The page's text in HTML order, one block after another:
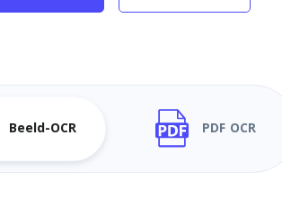
Beeld-OCR PDF OCR